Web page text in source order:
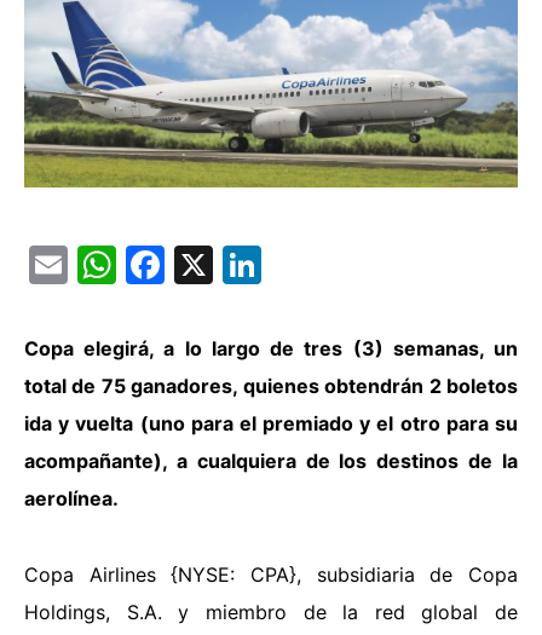
EmailWhatsApp
Facebook
X
Copa elegirá, a lo largo de tres (3) semanas, un
total de 75 ganadores, quienes obtendrán 2 boletos
ida y vuelta (uno para el premiado y el otro para su
acompañante), a cualquiera de los destinos de la
aerolínea.
Copa Airlines {NYSE: CPA}, subsidiaria de Copa
Holdings, S.A. y miembro de la red global de